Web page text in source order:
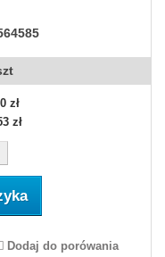
zł
zł
Dodaj do porówania